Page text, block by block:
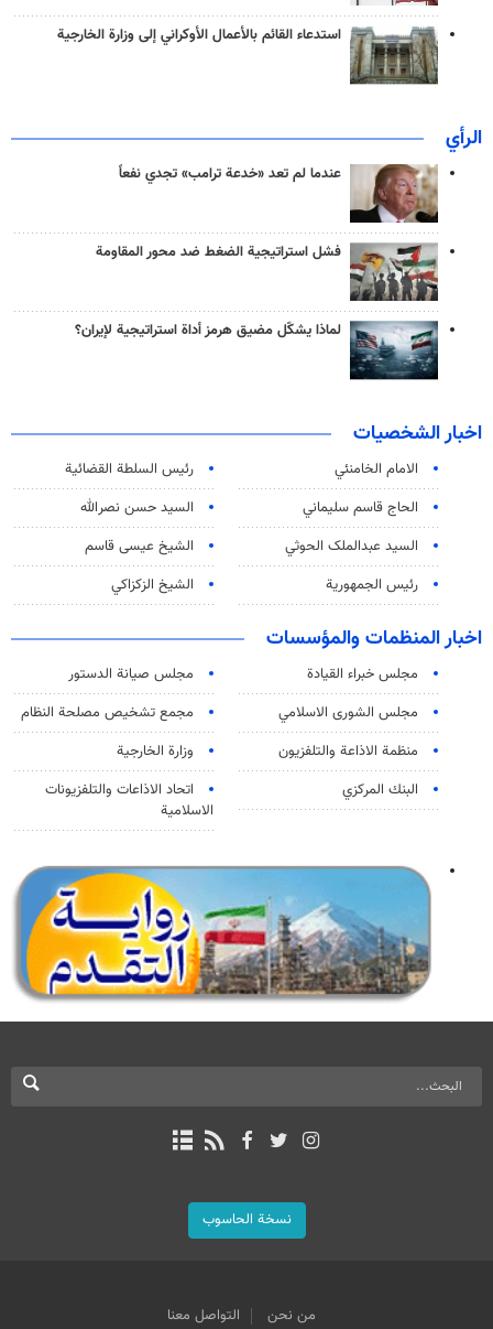
استدعاء القائم بالأعمال الأوكراني إلى وزارة الخارجية
الرأي
عندما لم تعد «خدعة ترامب» تجدي نفعاً
فشل استراتيجية الضغط ضد محور المقاومة
لماذا يشكّل مضيق هرمز أداة استراتيجية لإيران؟
اخبار الشخصيات
الامام الخامنئي
رئیس السلطة القضائیة
الحاج قاسم سليماني
السيد حسن نصرالله
السید عبدالملک الحوثي
الشيخ عيسى قاسم
رئيس الجمهورية
الشيخ الزكزاكي
اخبار المنظمات والمؤسسات
مجلس خبراء القيادة
مجلس صيانة الدستور
مجلس الشورى الاسلامي
مجمع تشخيص مصلحة النظام
منظمة الاذاعة والتلفزیون
وزارة الخارجية
البنك المركزي
اتحاد الاذاعات والتلفزيونات
الاسلامية
نسخة الحاسوب
من نحن التواصل معنا